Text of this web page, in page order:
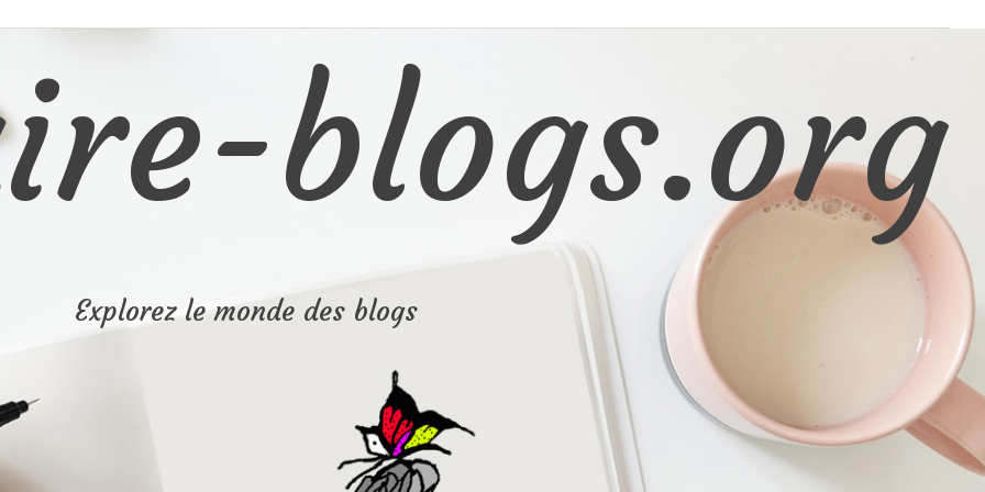
blogs.org
Explorez le monde des blogs